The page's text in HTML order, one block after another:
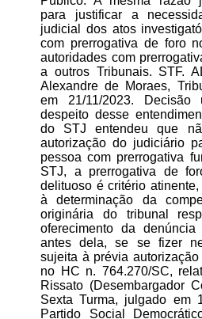
para justificar a
judicial dos atos
com prerrogativa de foro
autoridades com
a outros Tribunais. STF.
Alexandre de Moraes,
em 21/11/2023. Decisão
despeito desse
do STJ entendeu que
autorização do judiciário
pessoa com prerrogativa
STJ, a prerrogativa de
delituoso é critério
à determinação da
originária do tribunal
oferecimento da denúncia
antes dela, se se fizer
sujeita à prévia
no HC n. 764.270/SC,
Rissato (Desembargador
Sexta Turma, julgado em
Partido Social